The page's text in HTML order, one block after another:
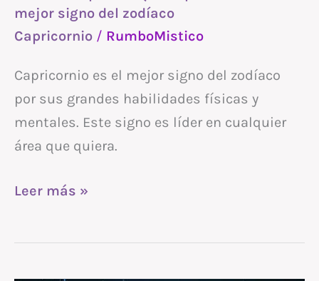
mejor signo del zodíaco
Capricornio / RumboMistico
Capricornio es el mejor signo del zodíaco
por sus grandes habilidades físicas y
mentales. Este signo es líder en cualquier
área que quiera.
signo
del
zodíaco
Leer más »